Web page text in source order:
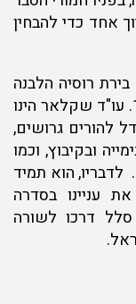
אחד כדי להבחין
יליד מינסק, בירת רוסיה הלבנה
עלה עם משפחתו לישראל בשנת 1970. עו"ד שקלאר הינו
להורים גרושים,
ובקיבוץ, וכמו
הוא תמיד
עניינו בסדרה
דרכו לשורה